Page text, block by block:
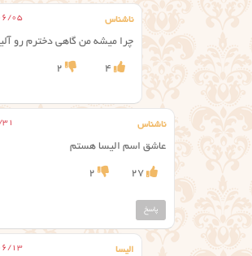
ناشناس 2026/
چرا میشه من گاهی دخترم رو
4
2
ناشناس
عاشق اسم الیسا هستم
27
2
پاسخ
الیسا 2026/